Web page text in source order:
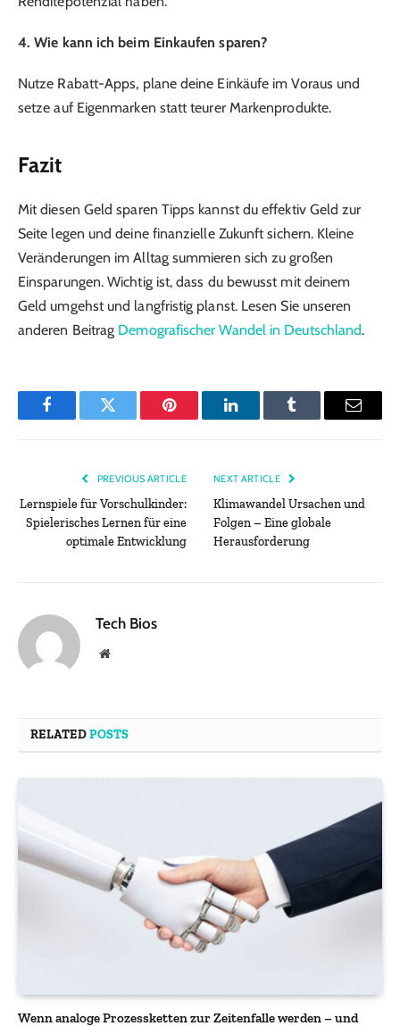
4. Wie kann ich beim Einkaufen sparen?
Nutze Rabatt-Apps, plane deine Einkäufe im Voraus und
setze auf Eigenmarken statt teurer Markenprodukte.
Fazit
Mit diesen Geld sparen Tipps kannst du effektiv Geld zur
Seite legen und deine finanzielle Zukunft sichern. Kleine
Veränderungen im Alltag summieren sich zu großen
Einsparungen. Wichtig ist, dass du bewusst mit deinem
Geld umgehst und langfristig planst. Lesen Sie unseren
anderen Beitrag Demografischer Wandel in Deutschland.
FacebookTwitter Pinterest LinkedInTumblr Email
PREVIOUS ARTICLE
Lernspiele für Vorschulkinder:
Spielerisches Lernen für eine
optimale Entwicklung
NEXT ARTICLE
Klimawandel Ursachen und
Folgen – Eine globale
Herausforderung
Tech Bios
Website
RELATEDPOSTS
Wenn analoge Prozessketten zur Zeitenfalle werden – und